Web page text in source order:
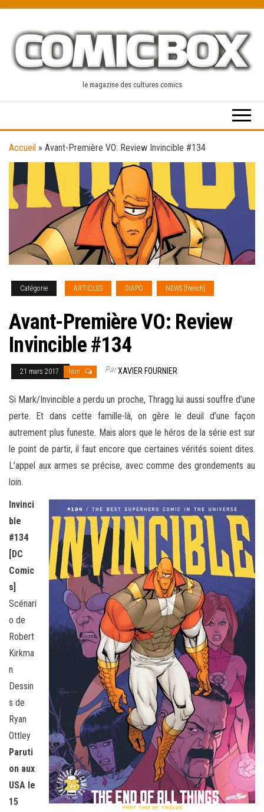
content
le magazine des cultures comics
Accueil » Avant-Première VO: Review Invincible #134
Catégorie ARTICLES DIAPO NEWS [french]
Avant-Première VO: Review
Invincible #134
21 mars 2017 Non ParXAVIER FOURNIER
Si Mark/Invincible a perdu un proche, Thragg lui aussi souffre d’une
perte. Et dans cette famille-là, on gère le deuil d’une façon
autrement plus funeste. Mais alors que le héros de la série est sur
le point de partir, il faut encore que certaines vérités soient dites.
L’appel aux armes se précise, avec comme des grondements au
loin.
Invinci
ble
#134
[DC
Comic
s]
Scénari
o de
Robert
Kirkma
n
Dessin
s de
Ryan
Ottley
Paruti
on aux
USA le
15